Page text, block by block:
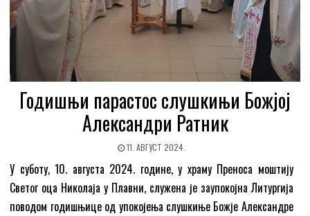
Годишњи парастос слушкињи Божјој
Александри Ратник
11. АВГУСТ 2024.
У суботу, 10. августа 2024. године, у храму Преноса моштију
Светог оца Николаја у Плавни, служена је заупокојна Литургија
поводом годишњице од упокојења слушкиње Божје Александре